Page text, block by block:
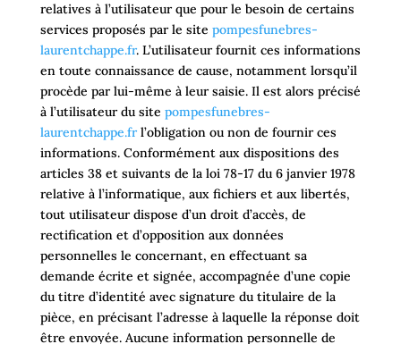
relatives à l’utilisateur que pour le besoin de certains
services proposés par le site pompesfunebres-
laurentchappe.fr. L’utilisateur fournit ces informations
en toute connaissance de cause, notamment lorsqu’il
procède par lui-même à leur saisie. Il est alors précisé
à l’utilisateur du site pompesfunebres-
laurentchappe.frl’obligation ou non de fournir ces
informations. Conformément aux dispositions des
articles 38 et suivants de la loi 78-17 du 6 janvier 1978
relative à l’informatique, aux fichiers et aux libertés,
tout utilisateur dispose d’un droit d’accès, de
rectification et d’opposition aux données
personnelles le concernant, en effectuant sa
demande écrite et signée, accompagnée d’une copie
du titre d’identité avec signature du titulaire de la
pièce, en précisant l’adresse à laquelle la réponse doit
être envoyée. Aucune information personnelle de